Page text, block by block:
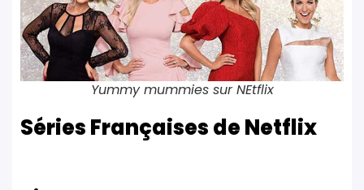
Yummy mummies sur NEtflix
Séries Françaises de Netflix